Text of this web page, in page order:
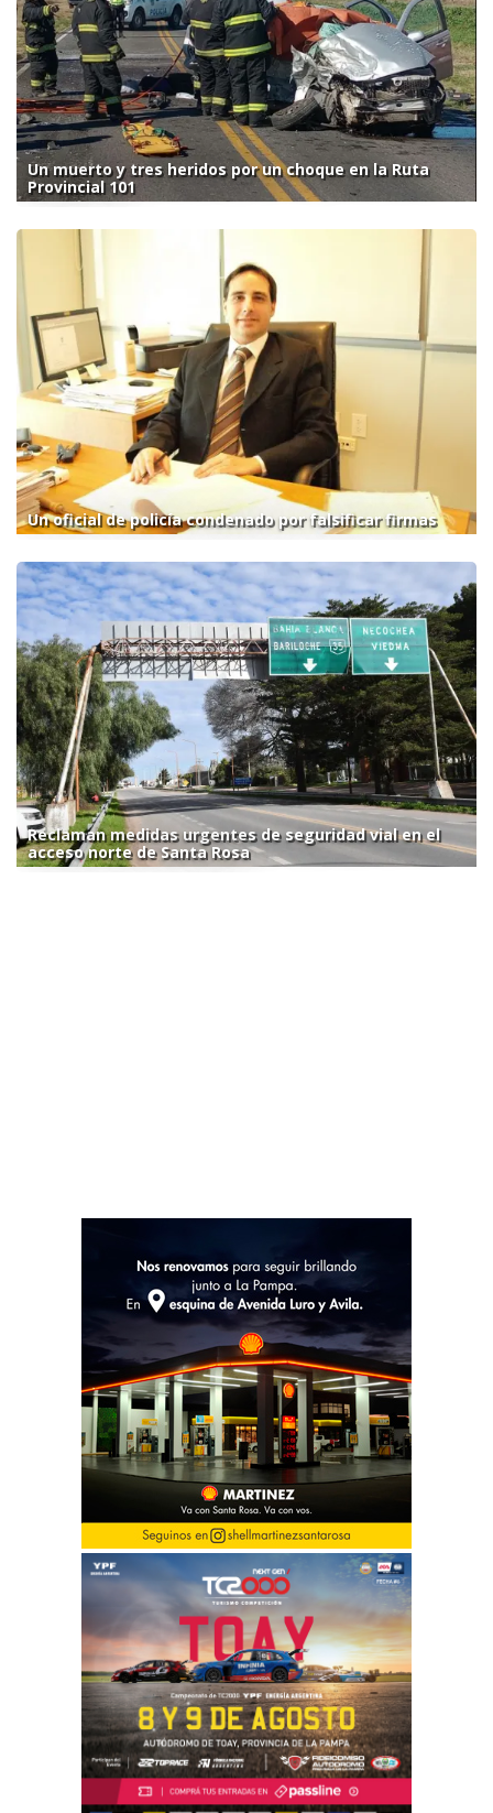
Un muerto y tres heridos por un choque en la Ruta
Provincial 101
Un oficial de policía condenado por falsificar firmas
Reclaman medidas urgentes de seguridad vial en el
acceso norte de Santa Rosa